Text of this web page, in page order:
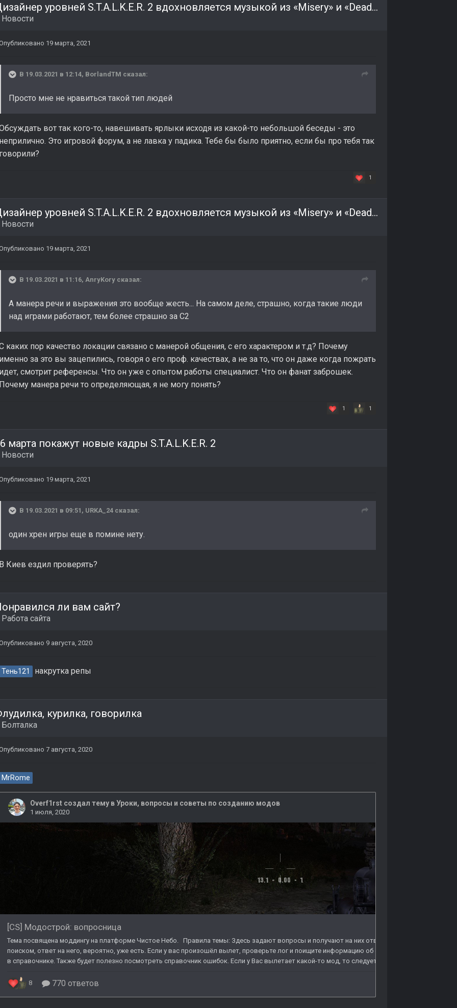
Дизайнер уровней S.T.A.L.K.E.R. 2 вдохновляется музыкой из «Misery» и «Dead Air»
Новости
19 марта, 2021
В 19.03.2021 в 12:14, BorlandTM сказал:
Просто мне не нравиться такой тип людей
вот так кого-то, навешивать ярлыки исходя из какой-то небольшой беседы - это
Это игровой форум, а не лавка у падика. Тебе бы было приятно, если бы про тебя так
1
Дизайнер уровней S.T.A.L.K.E.R. 2 вдохновляется музыкой из «Misery» и «Dead Air»
Новости
19 марта, 2021
В 19.03.2021 в 11:16, AnryKory сказал:
А манера речи и выражения это вообще жесть... На самом деле, страшно, когда такие люди
над играми работают, тем более страшно за С2
каких пор качество локации связано с манерой общения, с его характером и т.д? Почему
за это вы зацепились, говоря о его проф. качествах, а не за то, что он даже когда пожрать
смотрит референсы. Что он уже с опытом работы специалист. Что он фанат заброшек.
манера речи то определяющая, я не могу понять?
1 1
марта покажут новые кадры S.T.A.L.K.E.R. 2
Новости
19 марта, 2021
В 19.03.2021 в 09:51, URKA_24 сказал:
один хрен игры еще в помине нету.
Киев ездил проверять?
ли вам сайт?
Работа сайта
9 августа, 2020
Тень121 накрутка репы
курилка, говорилка
Болталка
7 августа, 2020
MrRome